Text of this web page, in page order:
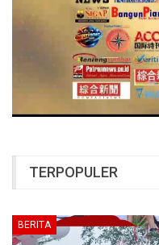
TERPOPULER
BERITA